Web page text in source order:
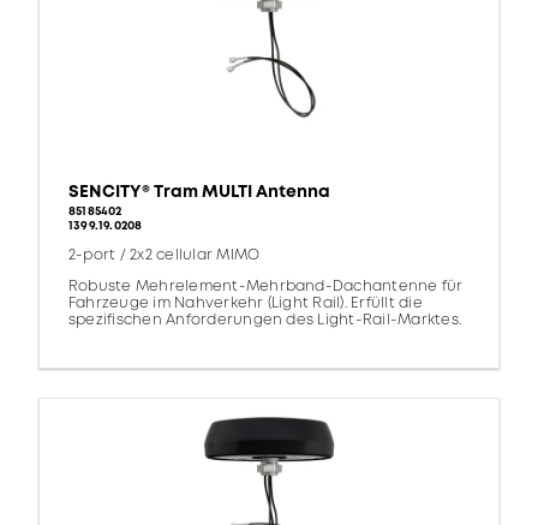
SENCITY® Tram MULTI Antenna
85185402
1399.19.0208
2-port / 2x2 cellular MIMO
Robuste Mehrelement-Mehrband-Dachantenne für
Fahrzeuge im Nahverkehr (Light Rail). Erfüllt die
spezifischen Anforderungen des Light-Rail-Marktes.